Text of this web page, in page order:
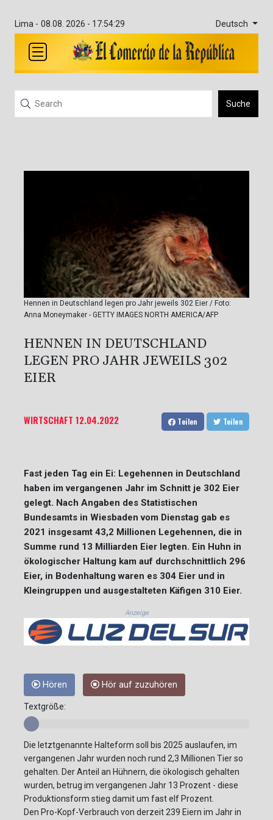
Lima - 08.08. 2026 - 17:54:29 Deutsch
Suche
Hennen in Deutschland legen pro Jahr jeweils 302 Eier / Foto:
Anna Moneymaker - GETTY IMAGES NORTH AMERICA/AFP
HENNEN IN DEUTSCHLAND
LEGEN PRO JAHR JEWEILS 302
EIER
WIRTSCHAFT 12.04.2022 Teilen Teilen
Fast jeden Tag ein Ei: Legehennen in Deutschland
haben im vergangenen Jahr im Schnitt je 302 Eier
gelegt. Nach Angaben des Statistischen
Bundesamts in Wiesbaden vom Dienstag gab es
2021 insgesamt 43,2 Millionen Legehennen, die in
Summe rund 13 Milliarden Eier legten. Ein Huhn in
ökologischer Haltung kam auf durchschnittlich 296
Eier, in Bodenhaltung waren es 304 Eier und in
Kleingruppen und ausgestalteten Käfigen 310 Eier.
Anzeige
Hören Hör auf zuzuhören
Textgröße:
Die letztgenannte Halteform soll bis 2025 auslaufen, im
vergangenen Jahr wurden noch rund 2,3 Millionen Tier so
gehalten. Der Anteil an Hühnern, die ökologisch gehalten
wurden, betrug im vergangenen Jahr 13 Prozent - diese
Produktionsform stieg damit um fast elf Prozent.
Den Pro-Kopf-Verbrauch von derzeit 239 Eiern im Jahr in